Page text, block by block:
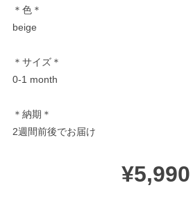
＊色＊
beige
＊サイズ＊
0-1 month
＊納期＊
2週間前後でお届け
¥5,990